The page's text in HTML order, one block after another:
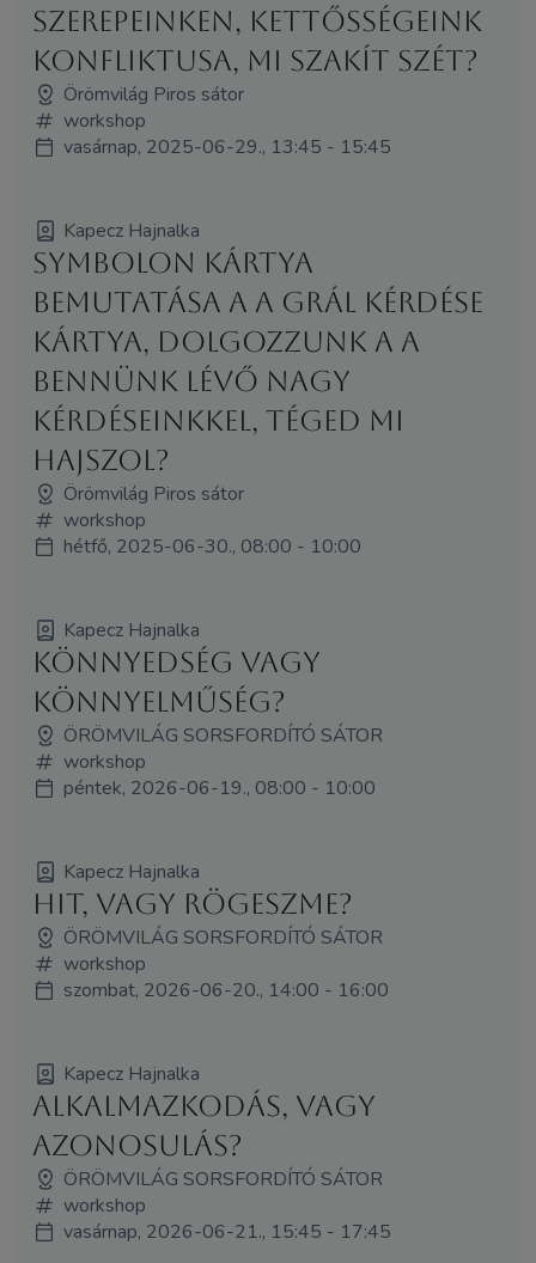
szerepeinken, kettősségeink
konfliktusa, mi szakít szét?
Örömvilág Piros sátor
workshop
vasárnap, 2025-06-29., 13:45 - 15:45
Kapecz Hajnalka
Symbolon kártya
bemutatása a A Grál Kérdése
kártya, dolgozzunk a a
bennünk lévő nagy
kérdéseinkkel, téged mi
hajszol?
Örömvilág Piros sátor
workshop
hétfő, 2025-06-30., 08:00 - 10:00
Kapecz Hajnalka
Könnyedség vagy
könnyelműség?
ÖRÖMVILÁG SORSFORDÍTÓ SÁTOR
workshop
péntek, 2026-06-19., 08:00 - 10:00
Kapecz Hajnalka
Hit, vagy rögeszme?
ÖRÖMVILÁG SORSFORDÍTÓ SÁTOR
workshop
szombat, 2026-06-20., 14:00 - 16:00
Kapecz Hajnalka
Alkalmazkodás, vagy
azonosulás?
ÖRÖMVILÁG SORSFORDÍTÓ SÁTOR
workshop
vasárnap, 2026-06-21., 15:45 - 17:45